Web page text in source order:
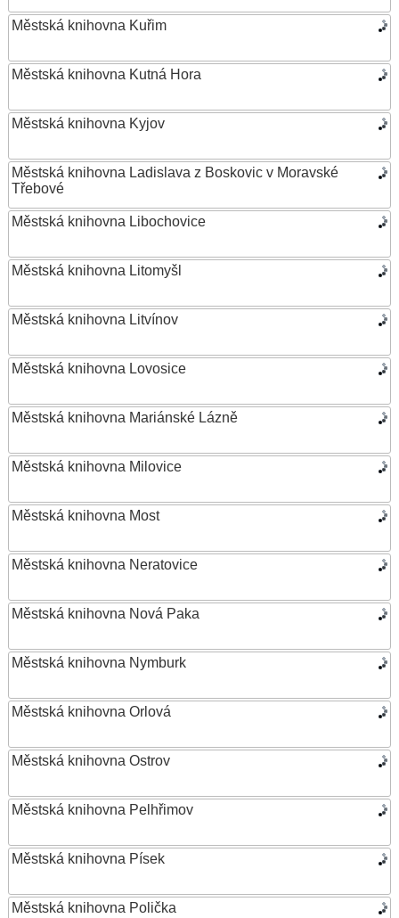
Městská knihovna Kuřim
Městská knihovna Kutná Hora
Městská knihovna Kyjov
Městská knihovna Ladislava z Boskovic v Moravské
Třebové
Městská knihovna Libochovice
Městská knihovna Litomyšl
Městská knihovna Litvínov
Městská knihovna Lovosice
Městská knihovna Mariánské Lázně
Městská knihovna Milovice
Městská knihovna Most
Městská knihovna Neratovice
Městská knihovna Nová Paka
Městská knihovna Nymburk
Městská knihovna Orlová
Městská knihovna Ostrov
Městská knihovna Pelhřimov
Městská knihovna Písek
Městská knihovna Polička